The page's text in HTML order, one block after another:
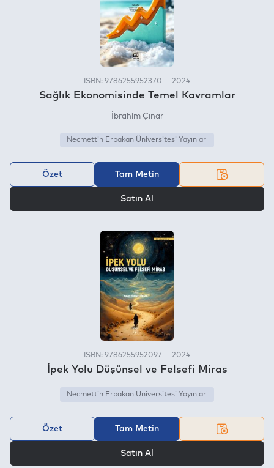
ISBN: 9786255952370 — 2024
Sağlık Ekonomisinde Temel Kavramlar
İbrahim Çınar
Necmettin Erbakan Üniversitesi Yayınları
Özet Tam Metin
Satın Al
ISBN: 9786255952097 — 2024
İpek Yolu Düşünsel ve Felsefi Miras
Necmettin Erbakan Üniversitesi Yayınları
Özet Tam Metin
Satın Al